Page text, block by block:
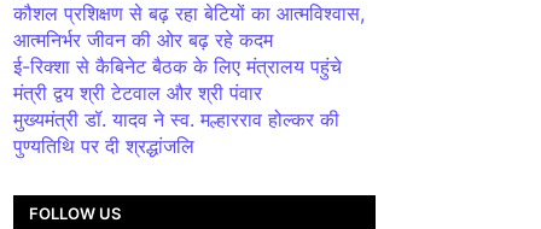
कौशल प्रशिक्षण से बढ़ रहा बेटियों का आत्मविश्वास,
आत्मनिर्भर जीवन की ओर बढ़ रहे कदम
ई-रिक्शा से कैबिनेट बैठक के लिए मंत्रालय पहुंचे
मंत्री द्वय श्री टेटवाल और श्री पंवार
मुख्यमंत्री डॉ. यादव ने स्व. मल्हारराव होल्कर की
पुण्यतिथि पर दी श्रद्धांजलि
FOLLOW US